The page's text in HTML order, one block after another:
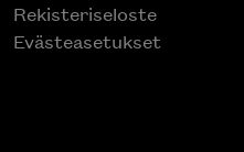
Rekisteriseloste
Evästeasetukset